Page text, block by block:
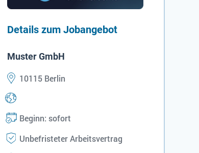
Details zum Jobangebot
Muster GmbH
10115 Berlin
Beginn: sofort
Unbefristeter Arbeitsvertrag